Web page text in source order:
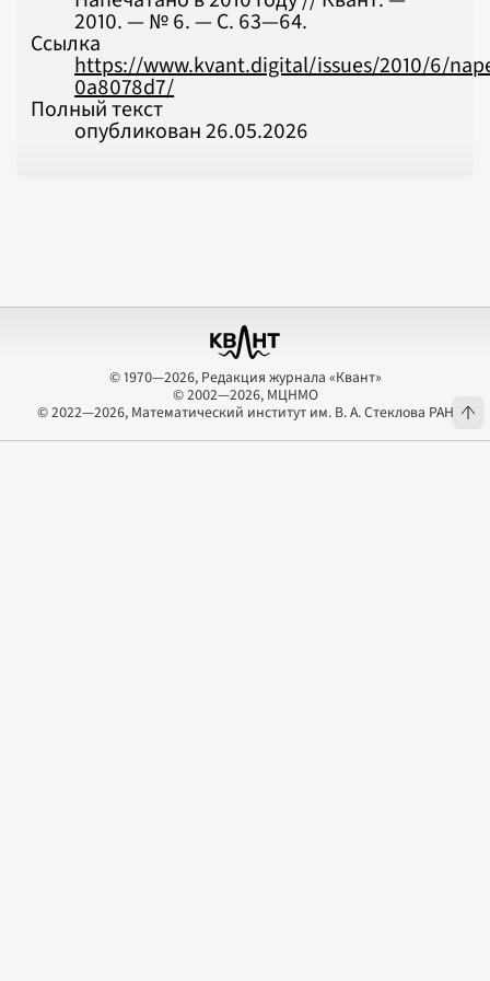
© 1970—2026, Редакция журнала «Квант»
© 2002—2026, МЦНМО
© 2022—2026, Математический институт им. В. А. Стеклова РАН
2010. — № 6. — С. 63‍—‍64.
Ссылка
https://www.kvant.digital/issues/2010/6/
0a8078d7/
Полный текст
опубликован 26.05.2026
© 1970—2026, Редакция журнала «Квант»
© 2002—2026, МЦНМО
© 2022—2026, Математический институт им. В. А. Стеклова РАН